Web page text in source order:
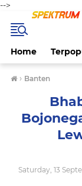
-->
Home
› Banten
Saturday, 13